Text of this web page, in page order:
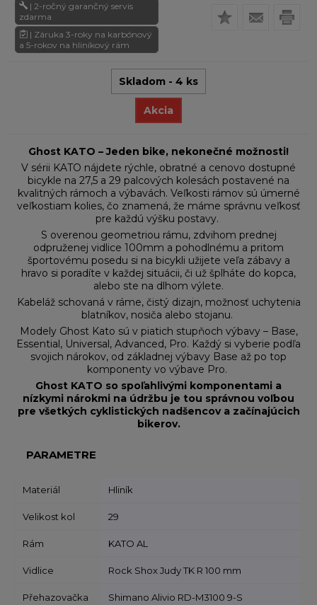
| 2-ročný garančný servis
zdarma
| Záruka 3-roky na karbónový
a 5-rokov na hliníkový rám
Skladom - 4 ks
Akcia
Ghost KATO – Jeden bike, nekonečné možnosti!
V sérii KATO nájdete rýchle, obratné a cenovo dostupné
bicykle na 27,5 a 29 palcových kolesách postavené na
kvalitných rámoch a výbavách. Veľkosti rámov sú úmerné
veľkostiam kolies, čo znamená, že máme správnu veľkosť
pre každú výšku postavy.
S overenou geometriou rámu, zdvihom prednej
odpruženej vidlice 100mm a pohodlnému a pritom
športovému posedu si na bicykli užijete veľa zábavy a
hravo si poradíte v každej situácii, či už šplháte do kopca,
alebo ste na dlhom výlete.
Kabeláž schovaná v ráme, čistý dizajn, možnosť uchytenia
blatníkov, nosiča alebo stojanu.
Modely Ghost Kato sú v piatich stupňoch výbavy – Base,
Essential, Universal, Advanced, Pro. Každý si vyberie podľa
svojich nárokov, od základnej výbavy Base až po top
komponenty vo výbave Pro.
Ghost KATO so spoľahlivými komponentami a
nízkymi nárokmi na údržbu je tou správnou voľbou
pre všetkých cyklistických nadšencov a začínajúcich
bikerov.
PARAMETRE
Materiál Hliník
Velikost kol 29
Rám KATO AL
Vidlice Rock Shox Judy TK R 100 mm
Přehazovačka Shimano Alivio RD-M3100 9-S